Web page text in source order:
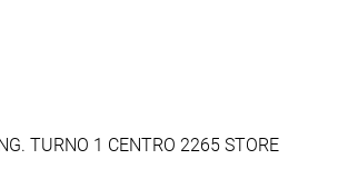
TURNO 1 CENTRO 2265 STORE